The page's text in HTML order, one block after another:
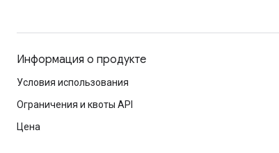
Информация о продукте
Условия использования
Ограничения и квоты API
Цена